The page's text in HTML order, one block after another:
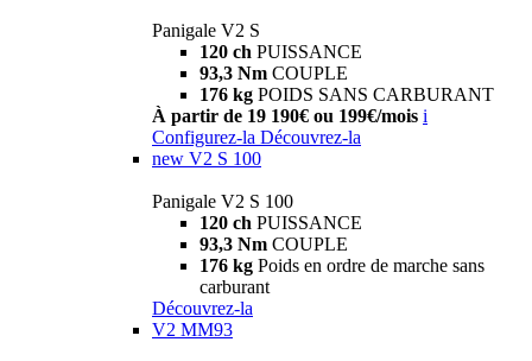
Panigale V2 S
120 ch PUISSANCE
93,3 Nm COUPLE
176 kg POIDS SANS CARBURANT
À partir de 19 190€ ou 199€/mois i
Configurez-la Découvrez-la
new V2 S 100
Panigale V2 S 100
120 ch PUISSANCE
93,3 Nm COUPLE
176 kg Poids en ordre de marche sans
carburant
Découvrez-la
V2 MM93